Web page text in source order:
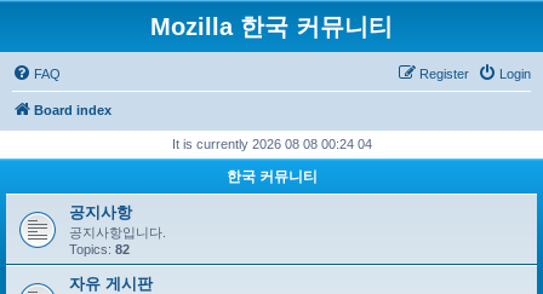
Mozilla 한국 커뮤니티
FAQ Login
Register
Board index
It is currently 2026 08 08 00:24 04
한국 커뮤니티
공지사항
공지사항입니다.
Topics: 82
자유 게시판